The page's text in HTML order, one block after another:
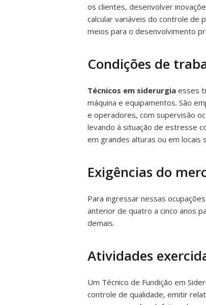
os clientes, desenvolver
calcular variáveis do controle de
meios para o desenvolvimento
Condições de
Técnicos em siderurgia esses
máquina e equipamentos. São
e operadores, com supervisão
levando à situação de estresse
em grandes alturas ou em locais
Exigências do
Para ingressar nessas
anterior de quatro a cinco anos
demais.
Atividades
Um Técnico de Fundição em
controle de qualidade, emitir